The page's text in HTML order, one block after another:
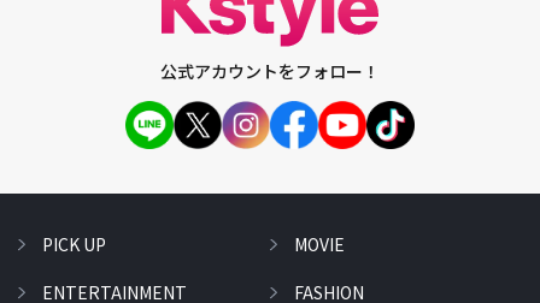
公式アカウントをフォロー！
PICK UP
ENTERTAINMENT
MOVIE
FASHION